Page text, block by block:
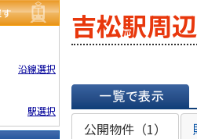
沿線選択
駅選択
吉松駅周
一覧で表示
公開物件（1）